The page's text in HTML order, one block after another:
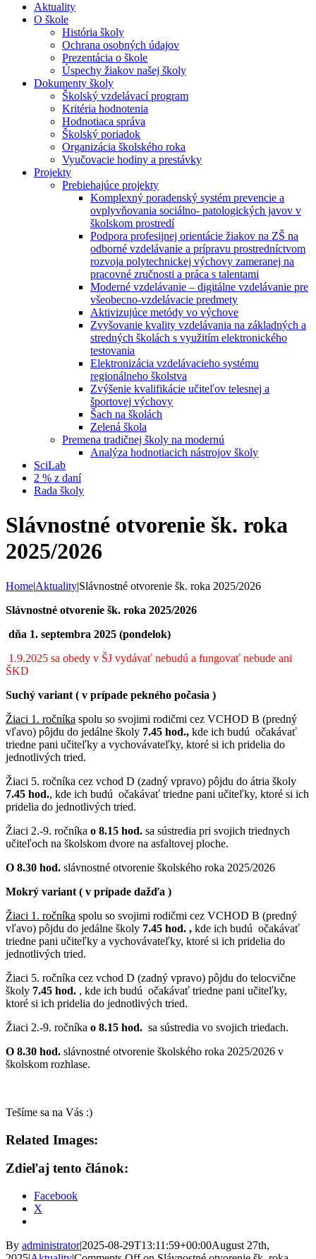
Aktuality
O škole
História školy
Ochrana osobných údajov
Prezentácia o škole
Úspechy žiakov našej školy
Dokumenty školy
Školský vzdelávací program
Kritéria hodnotenia
Hodnotiaca správa
Školský poriadok
Organizácia školského roka
Vyučovacie hodiny a prestávky
Projekty
Prebiehajúce projekty
Komplexný poradenský systém prevencie a
ovplyvňovania sociálno- patologických javov v
školskom prostredí
Podpora profesijnej orientácie žiakov na ZŠ na
odborné vzdelávanie a prípravu prostredníctvom
rozvoja polytechnickej výchovy zameranej na
pracovné zručnosti a práca s talentami
Moderné vzdelávanie – digitálne vzdelávanie pre
všeobecno-vzdelávacie predmety
Aktivizujúce metódy vo výchove
Zvyšovanie kvality vzdelávania na základných a
stredných školách s využitím elektronického
testovania
Elektronizácia vzdelávacieho systému
regionálneho školstva
Zvýšenie kvalifikácie učiteľov telesnej a
športovej výchovy
Šach na školách
Zelená škola
Premena tradičnej školy na modernú
Analýza hodnotiacich nástrojov školy
SciLab
2 % z daní
Rada školy
Slávnostné otvorenie šk. roka
2025/2026
Home|Aktuality|Slávnostné otvorenie šk. roka 2025/2026
Slávnostné otvorenie šk. roka 2025/2026
dňa 1. septembra 2025 (pondelok)
1.9.2025 sa obedy v ŠJ vydávať nebudú a fungovať nebude ani
ŠKD
Suchý variant ( v prípade pekného počasia )
Žiaci 1. ročníka spolu so svojimi rodičmi cez VCHOD B (predný
vľavo) pôjdu do jedálne školy 7.45 hod., kde ich budú očakávať
triedne pani učiteľky a vychovávateľky, ktoré si ich pridelia do
jednotlivých tried.
Žiaci 5. ročníka cez vchod D (zadný vpravo) pôjdu do átria školy
7.45 hod., kde ich budú očakávať triedne pani učiteľky, ktoré si ich
pridelia do jednotlivých tried.
Žiaci 2.-9. ročníka o 8.15 hod. sa sústredia pri svojich triednych
učiteľoch na školskom dvore na asfaltovej ploche.
O 8.30 hod. slávnostné otvorenie školského roka 2025/2026
Mokrý variant ( v prípade dažďa )
Žiaci 1. ročníka spolu so svojimi rodičmi cez VCHOD B (predný
vľavo) pôjdu do jedálne školy 7.45 hod. , kde ich budú očakávať
triedne pani učiteľky a vychovávateľky, ktoré si ich pridelia do
jednotlivých tried.
Žiaci 5. ročníka cez vchod D (zadný vpravo) pôjdu do telocvične
školy 7.45 hod. , kde ich budú očakávať triedne pani učiteľky,
ktoré si ich pridelia do jednotlivých tried.
Žiaci 2.-9. ročníka o 8.15 hod. sa sústredia vo svojich triedach.
O 8.30 hod. slávnostné otvorenie školského roka 2025/2026 v
školskom rozhlase.
Tešíme sa na Vás :)
Related Images:
Zdieľaj tento článok:
Facebook
X
By administrator|2025-08-29T13:11:59+00:00August 27th,